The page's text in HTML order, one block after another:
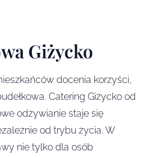
Giżycko
docenia korzyści,
Catering Giżycko od
odżywianie staje się
od trybu życia. W
nie tylko dla osób